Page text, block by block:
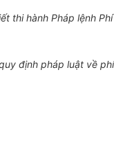
thi hành Pháp lệnh Phí
định pháp luật về phí